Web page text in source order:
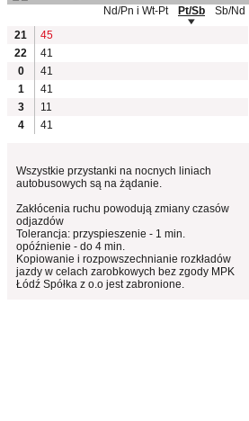
Nd/Pn i Wt-Pt
Pt/Sb
Sb/Nd
21
45
22
41
0
41
1
41
3
11
4
41
Wszystkie przystanki na nocnych liniach
autobusowych są na żądanie.
Zakłócenia ruchu powodują zmiany czasów
odjazdów
Tolerancja: przyspieszenie - 1 min.
opóźnienie - do 4 min.
Kopiowanie i rozpowszechnianie rozkładów
jazdy w celach zarobkowych bez zgody MPK
Łódź Spółka z o.o jest zabronione.